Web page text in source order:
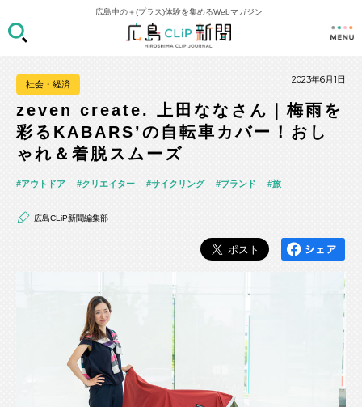
広島中の＋(プラス)体験を集めるWebマガジン
社会・経済 2023年6月1日
zeven create. 上田ななさん｜梅雨を
彩るKABARS’の自転車カバー！おし
ゃれ＆着脱スムーズ
アウトドア クリエイター サイクリング ブランド 旅
広島CLiP新聞編集部